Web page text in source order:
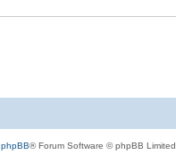
phpBB® Forum Software © phpBB Limited